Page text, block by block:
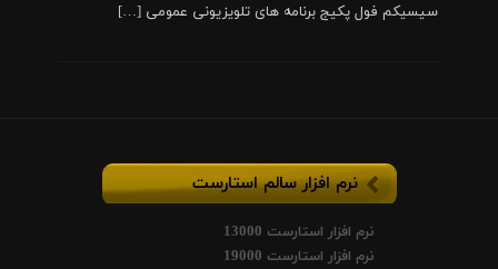
سیسیکم فول پکیج برنامه های تلویزیونی عمومی […]
نرم افزار سالم استارست
نرم افزار استارست 13000
نرم افزار استارست 19000